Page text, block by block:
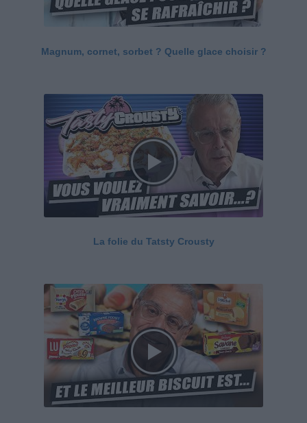
Magnum, cornet, sorbet ? Quelle glace choisir ?
La folie du Tatsty Crousty